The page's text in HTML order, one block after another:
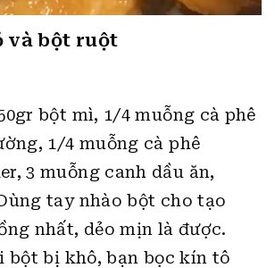
và bột ruột
bột mì, 1/4 muỗng cà phê
1/4 muỗng cà phê
3 muỗng canh dầu ăn,
tay nhào bột cho tạo
nhất, dẻo mịn là được.
bột bị khô, bạn bọc kín tô